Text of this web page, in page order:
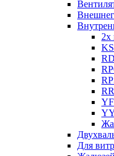
2х
RD
YF
Для